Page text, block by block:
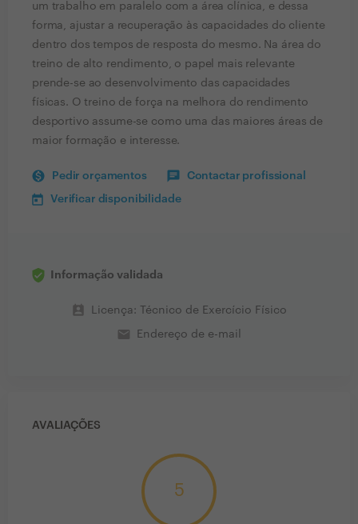
um trabalho em paralelo com a área clínica, e dessa
forma, ajustar a recuperação às capacidades do cliente
dentro dos tempos de resposta do mesmo. Na área do
treino de alto rendimento, o papel mais relevante
prende-se ao desenvolvimento das capacidades
físicas. O treino de força na melhora do rendimento
desportivo assume-se como uma das maiores áreas de
maior formação e interesse.
Pedir orçamentos Contactar profissional
Verificar disponibilidade
Informação validada
perm_contact_calendar Licença: Técnico de Exercício Físico
email Endereço de e-mail
AVALIAÇÕES
5